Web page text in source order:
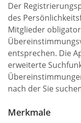
Der
des
Mitglieder
entsprechen. Die
erweiterte
nach der Sie
Merkmale